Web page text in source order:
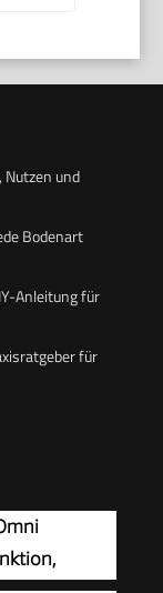
Nutzen und
Bodenart
Anleitung für
für